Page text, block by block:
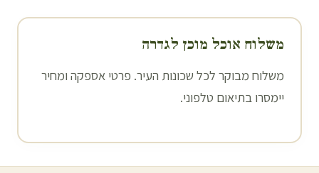
משלוח אוכל מוכן לגדרה
משלוח מבוקר לכל שכונות העיר. פרטי אספקה ומחיר
יימסרו בתיאום טלפוני.